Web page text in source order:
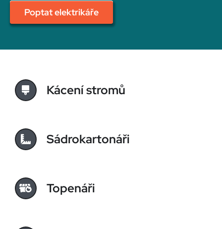
Poptat elektrikáře
Kácení stromů
Sádrokartonáři
Topenáři